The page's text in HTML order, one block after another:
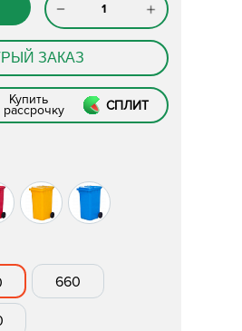
ЗАКАЗ
Купить
рассрочку СПЛИТ
660